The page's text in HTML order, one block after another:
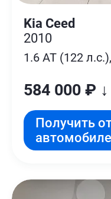
Kia Ceed
2010
1.6 AT (122
584 000 ₽ ↓
Получить
автомобиле